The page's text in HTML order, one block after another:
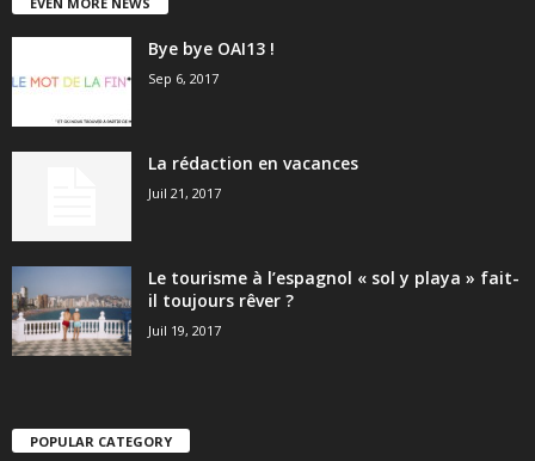
Bye bye OAI13 !
Sep 6, 2017
La rédaction en vacances
Juil 21, 2017
Le tourisme à l’espagnol « sol y playa » fait-
il toujours rêver ?
Juil 19, 2017
POPULAR CATEGORY